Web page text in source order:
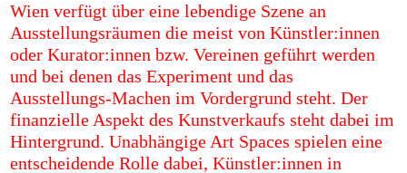
Wien verfügt über eine lebendige Szene an
Ausstellungsräumen die meist von Künstler:innen
oder Kurator:innen bzw. Vereinen geführt werden
und bei denen das Experiment und das
Ausstellungs-Machen im Vordergrund steht. Der
finanzielle Aspekt des Kunstverkaufs steht dabei im
Hintergrund. Unabhängige Art Spaces spielen eine
entscheidende Rolle dabei, Künstler:innen in